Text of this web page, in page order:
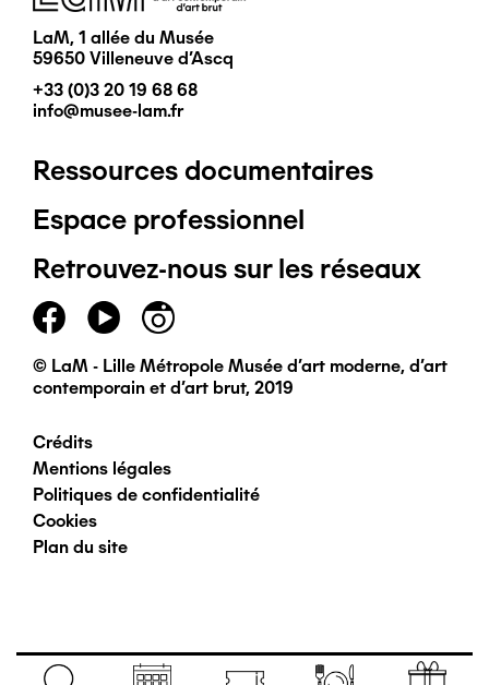
LaM, 1 allée du Musée
59650 Villeneuve d'Ascq
+33 (0)3 20 19 68 68
info@musee-lam.fr
Pied
de
page
principal
Ressources documentaires
Espace professionnel
Retrouvez-nous sur les réseaux
© LaM - Lille Métropole Musée d'art moderne, d'art
contemporain et d'art brut, 2019
Pied
de
page
Crédits
Mentions légales
Politiques de confidentialité
Cookies
Plan du site